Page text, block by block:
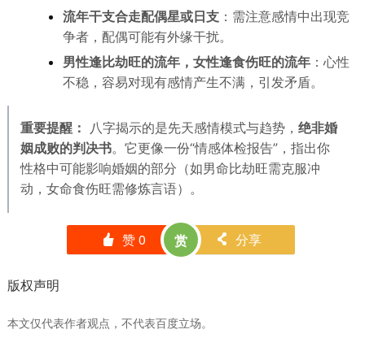
流年干支合走配偶星或日支：需注意感情中出现竞
争者，配偶可能有外缘干扰。
男性逢比劫旺的流年，女性逢食伤旺的流年：心性
不稳，容易对现有感情产生不满，引发矛盾。
重要提醒： 八字揭示的是先天感情模式与趋势， 绝非婚
姻成败的判决书。它更像一份“情感体检报告”，指出你
性格中可能影响婚姻的部分（如男命比劫旺需克服冲
动，女命食伤旺需修炼言语）。
󰄼 赞0 赏 󰄯 分享
版权声明
本文仅代表作者观点，不代表百度立场。